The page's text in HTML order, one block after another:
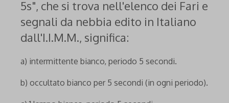
5s", che si trova nell'elenco dei Fari e
segnali da nebbia edito in Italiano
dall'I.I.M.M., significa:
a) intermittente bianco, periodo 5 secondi.
b) occultato bianco per 5 secondi (in ogni periodo).